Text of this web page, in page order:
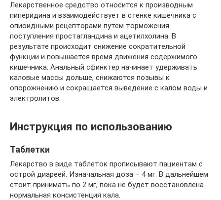
Лекарственное средство относится к производным
пиперидина и взаимодействует в стенке кишечника с
опиоидными рецепторами путём торможения
поступления простагландина и ацетилхолина. В
результате происходит снижение сократительной
функции и повышается время движения содержимого
кишечника. Анальный сфинктер начинает удерживать
каловые массы дольше, снижаются позывы к
опорожнению и сокращается выведение с калом воды и
электролитов.
Инструкция по использованию
Таблетки
Лекарство в виде таблеток прописывают пациентам с
острой диареей. Изначальная доза – 4 мг. В дальнейшем
стоит принимать по 2 мг, пока не будет восстановлена
нормальная консистенция кала.